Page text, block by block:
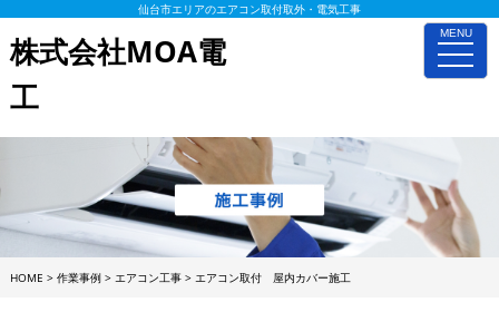
MENU
toggle
仙台市エリアのエアコン取付取外・電気工事
株式会社MOA電
工
HOME > 作業事例> エアコン工事> エアコン取付 屋内カバー施工